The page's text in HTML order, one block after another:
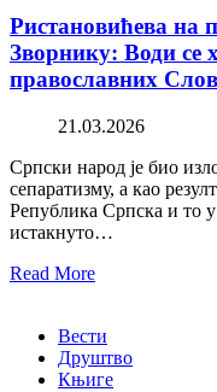
Ристановићева на
Зворнику: Води се
православних
21.03.2026
Српски народ је био
сепаратизму, а као
Република Српска и то
истакнуто…
Read More
Вести
Друштво
Књиге